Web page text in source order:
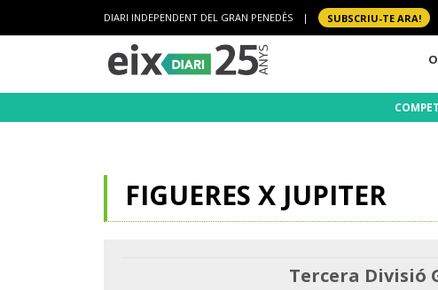
DIARI INDEPENDENT DEL GRAN PENEDÈS | SUBSCRIU-TE ARA!
FIGUERES X JUPITER
Tercera Divisió